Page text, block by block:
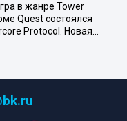
в жанре Tower
Quest состоялся
Protocol. Новая…